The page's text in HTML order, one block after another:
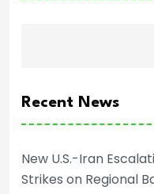
Recent News
New U.S.-Iran
Strikes on Regional